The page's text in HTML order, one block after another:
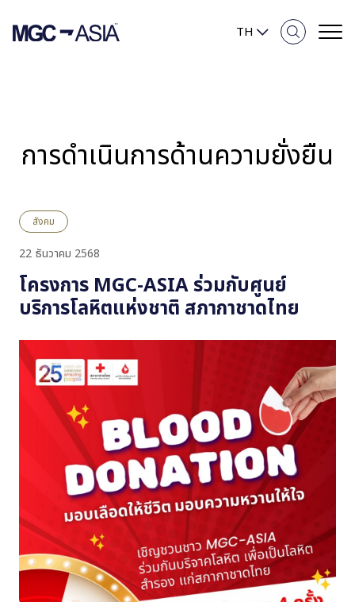
TH
ความมุ่งมั่นของเรา
การกำกับดูแลกิจการและเศรษฐกิจ
การดำเนินการด้านความยั่งยืน
รางวัลด้านความยั่งยืน
ไปที่หน้าเว็บไซต์หลัก
การดำเนินการด้านความยั่งยืน
สังคม
22 ธันวาคม 2568
โครงการ MGC-ASIA ร่วมกับศูนย์
บริการโลหิตแห่งชาติ สภากาชาดไทย